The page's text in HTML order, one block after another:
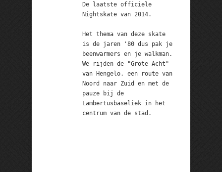
De laatste officiele
Nightskate van 2014.
Het thema van deze skate
is de jaren '80 dus pak je
beenwarmers en je walkman.
We rijden de "Grote Acht"
van Hengelo. een route van
Noord naar Zuid en met de
pauze bij de
Lambertusbaseliek in het
centrum van de stad.